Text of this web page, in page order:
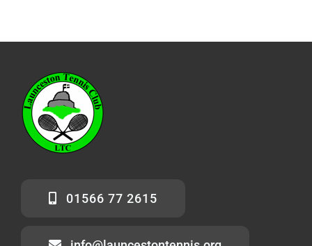
01566 77 2615